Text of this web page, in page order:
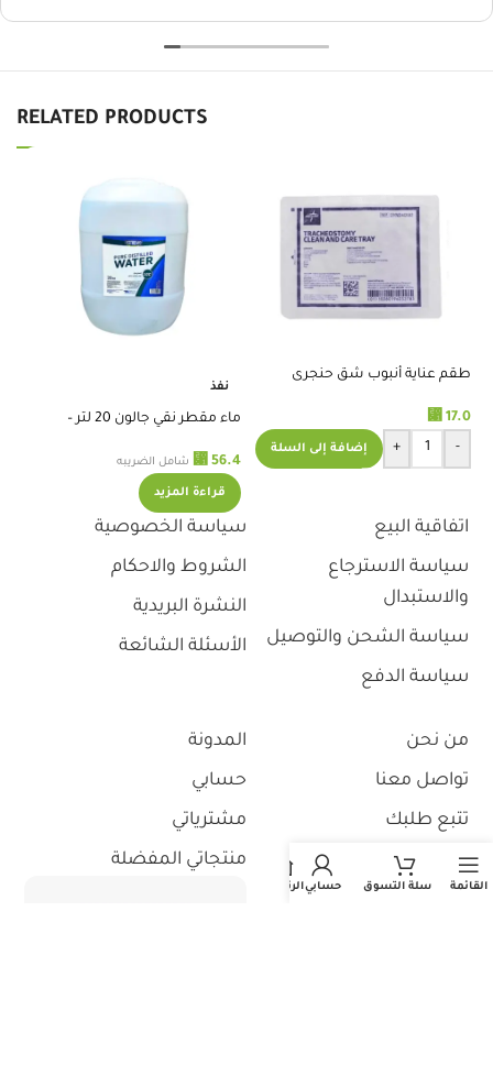
RELATED PRODUCTS
طقم عناية أنبوب شق حنجرى
⃁ 17.0
-
+ إضافة إلى السلة
نفذ
ماء مقطر نقي جالون 20 لتر –
⃁ 56.4 شامل الضريبه
قراءة المزيد
اتفاقية البيع
سياسة الاسترجاع
والاستبدال
سياسة الشحن والتوصيل
سياسة الدفع
سياسة الخصوصية
الشروط والاحكام
النشرة البريدية
الأسئلة الشائعة
من نحن
تواصل معنا
تتبع طلبك
المدونة
حسابي
مشترياتي
منتجاتي المفضلة
القائمة سلة التسوق حسابيالرئيسية